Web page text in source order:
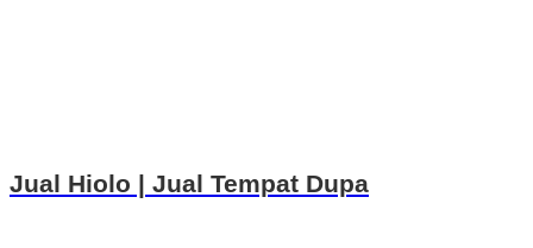
Jual Hiolo | Jual Tempat Dupa